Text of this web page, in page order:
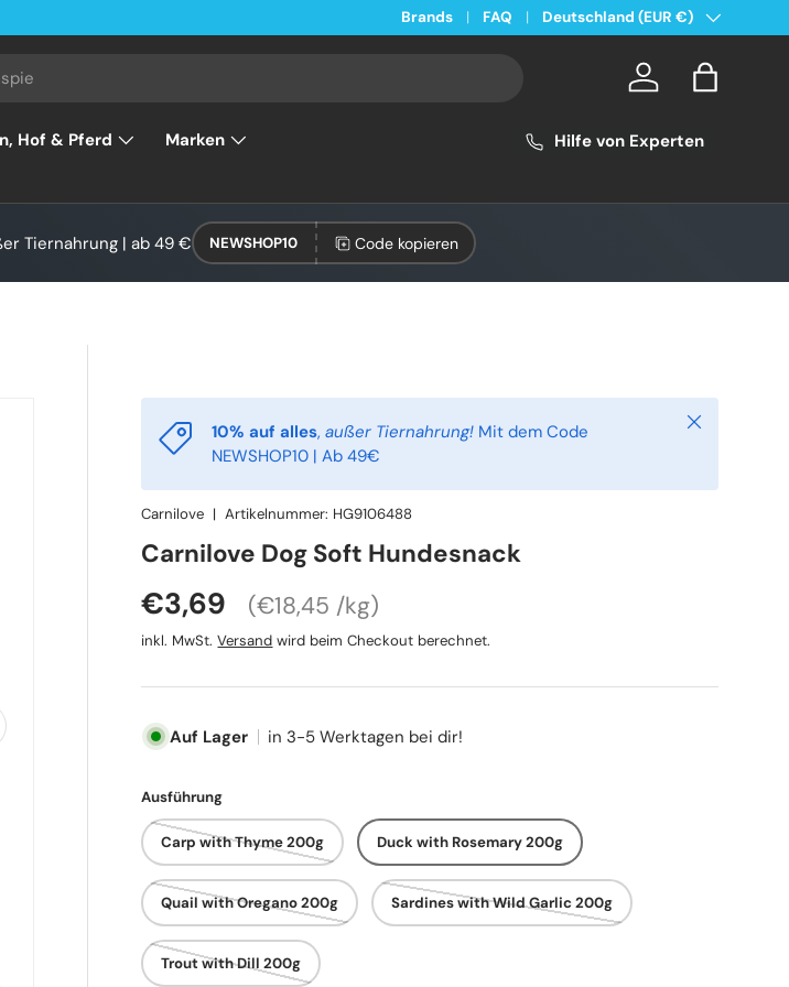
Kostenloser Versand ab 49€ in Deutschland
Brands FAQ Land/Region
Deutschland (EUR €)
Konto
Hof & Pferd
Marken
Hilfe von Experten
Tiernahrung | ab 49 € NEWSHOP10 Code kopieren
10% auf alles,außer Tiernahrung! Mit dem Code
NEWSHOP10 | Ab 49€
Schließen
Carnilove |Artikelnummer: HG9106488
Carnilove Dog Soft Hundesnack
Normaler Preis
€3,69 Grundpreis
€18,45 /kg
inkl. MwSt.Versand wird beim Checkout berechnet.
Auf Lager in 3-5 Werktagen bei dir!
Ausführung
Carp with Thyme 200g Duck with Rosemary 200g
Quail with Oregano 200g Sardines with Wild Garlic 200g
Trout with Dill 200g